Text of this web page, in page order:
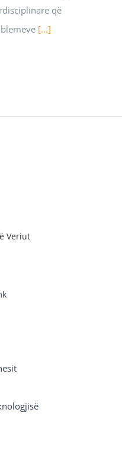
që
[...]
Veriut